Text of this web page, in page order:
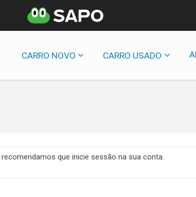
CARRO NOVO CARRO USADO
que inicie sessão na sua conta.